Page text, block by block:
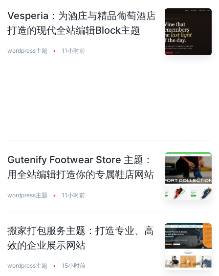
Vesperia：为酒庄与精品葡萄酒店
打造的现代全站编辑Block主题
wordpress主题 • 11小时前
Gutenify Footwear Store 主题：
用全站编辑打造你的专属鞋店网站
wordpress主题 • 11小时前
搬家打包服务主题：打造专业、高
效的企业展示网站
wordpress主题 • 15小时前